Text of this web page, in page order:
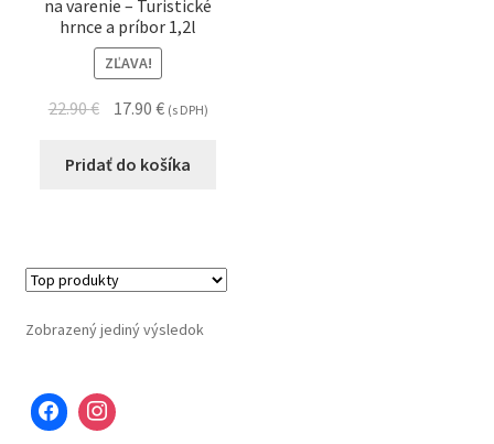
na varenie – Turistické
hrnce a príbor 1,2l
ZĽAVA!
22.90€ 17.90 € (s DPH)
Pridať do košíka
Zobrazený jediný výsledok